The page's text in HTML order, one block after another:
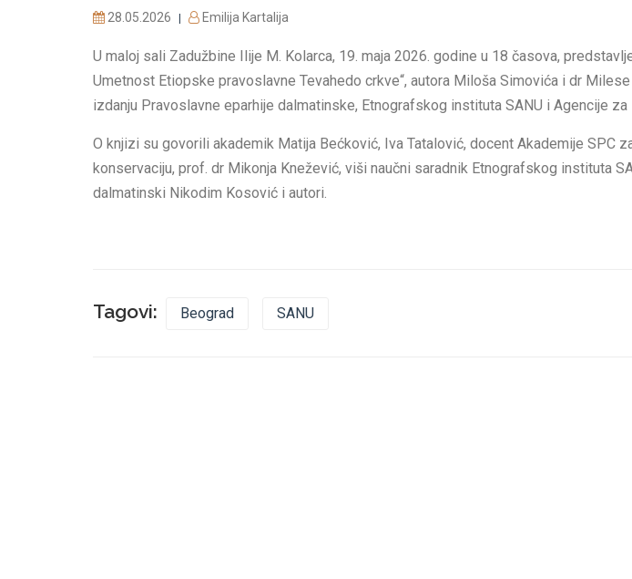
28.05.2026 Emilija Kartalija
U maloj sali Zadužbine Ilije M. Kolarca, 19. maja 2026. godine u 18 časova,
Umetnost Etiopske pravoslavne Tevahedo crkve“, autora Miloša Simovića i dr
izdanju Pravoslavne eparhije dalmatinske, Etnografskog instituta SANU i Agencije za
O knjizi su govorili akademik Matija Bećković, Iva Tatalović, docent Akademije SPC
konservaciju, prof. dr Mikonja Knežević, viši naučni saradnik Etnografskog instituta
dalmatinski Nikodim Kosović i autori.
Tagovi: Beograd SANU